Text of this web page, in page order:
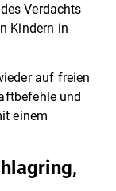
Verdachts
Kindern in
auf freien
und
einem